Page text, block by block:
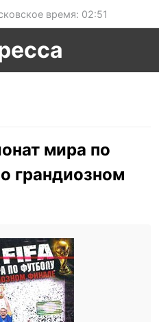
время: 02:51
мира по
грандиозном